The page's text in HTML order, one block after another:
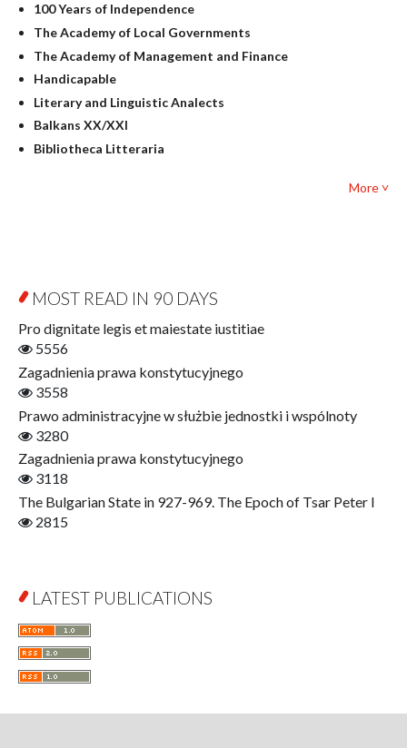
Linguistics
Judaica
Culture and art
Literary Studies
Mathematics
Pedagogy
Textbooks for foreigners
Open Access
100 Years of Independence
The Academy of Local Governments
The Academy of Management and Finance
Handicapable
Literary and Linguistic Analects
Balkans XX/XXI
Bibliotheca Litteraria
Film! Scholars
Finance
Gerontology
Literary Interpretations
Jerzy Giedroyc and...
Jerzy Giedroyc and Witnesses of History
Winter of Life?
Linguistics
What Is Man?
Communication and Media
A Very Short Introduction
Literary Culture of Lodz
More ˅
MOST READ IN 90 DAYS
Pro dignitate legis et maiestate iustitiae
5556
Zagadnienia prawa konstytucyjnego
3558
Prawo administracyjne w służbie jednostki i wspólnoty
3280
Zagadnienia prawa konstytucyjnego
3118
The Bulgarian State in 927-969. The Epoch of Tsar Peter I
2815
LATEST PUBLICATIONS